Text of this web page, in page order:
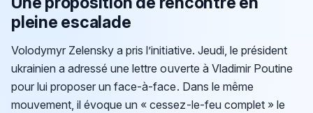
pleine escalade
Volodymyr Zelensky a pris l’initiative. Jeudi, le président
ukrainien a adressé une lettre ouverte à Vladimir Poutine
pour lui proposer un face-à-face. Dans le même
mouvement, il évoque un « cessez-le-feu complet » le